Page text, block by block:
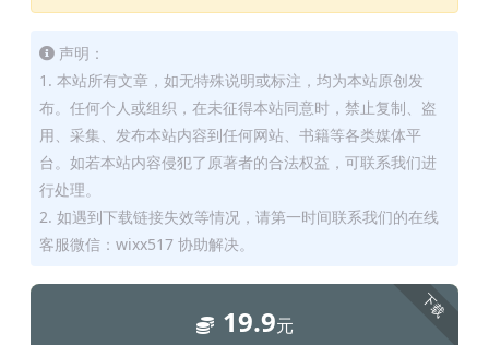
声明：
1. 本站所有文章，如无特殊说明或标注，均为本站原创发
布。任何个人或组织，在未征得本站同意时，禁止复制、盗
用、采集、发布本站内容到任何网站、书籍等各类媒体平
台。如若本站内容侵犯了原著者的合法权益，可联系我们进
行处理。
2. 如遇到下载链接失效等情况，请第一时间联系我们的在线
客服微信：wixx517 协助解决。
下载
19.9元